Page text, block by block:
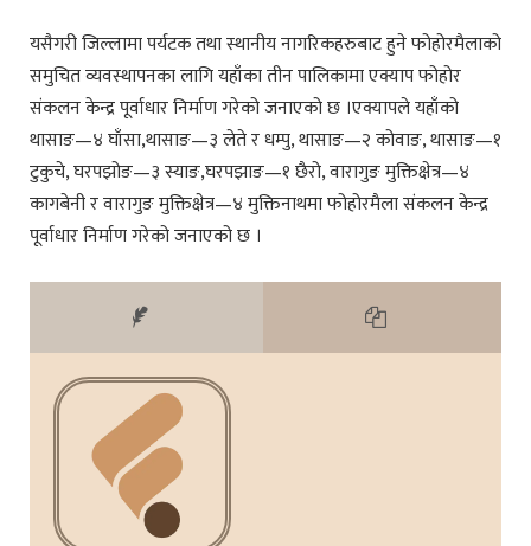
यसैगरी जिल्लामा पर्यटक तथा स्थानीय नागरिकहरुबाट हुने फोहोरमैलाको
समुचित व्यवस्थापनका लागि यहाँका तीन पालिकामा एक्याप फोहोर
संकलन केन्द्र पूर्वाधार निर्माण गरेको जनाएको छ ।एक्यापले यहाँको
थासाङ—४ घाँसा,थासाङ—३ लेते र धम्पु, थासाङ—२ कोवाङ, थासाङ—१
टुकुचे, घरपझोङ—३ स्याङ,घरपझाङ—१ छैरो, वारागुङ मुक्तिक्षेत्र—४
कागबेनी र वारागुङ मुक्तिक्षेत्र—४ मुक्तिनाथमा फोहोरमैला संकलन केन्द्र
पूर्वाधार निर्माण गरेको जनाएको छ ।